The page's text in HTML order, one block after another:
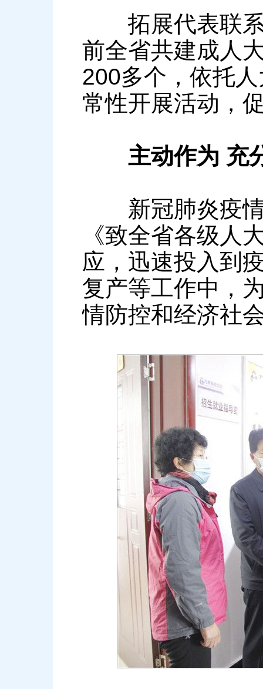
拓展代表联系
前全省共建成人
200多个，依托
常性开展活动，
主动作为 充
新冠肺炎疫情
《致全省各级人
应，迅速投入到
复产等工作中，
情防控和经济社